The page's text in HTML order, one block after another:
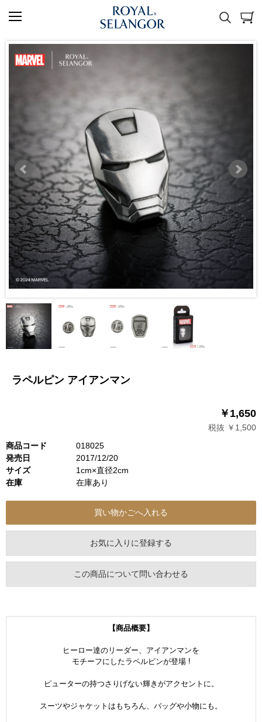
ラペルピン アイアンマン
￥1,650
税抜 ￥1,500
商品コード
018025
発売日
2017/12/20
サイズ
1cm×直径2cm
在庫
在庫あり
お気に入りに登録する
この商品について問い合わせる
【商品概要】
ヒーロー達のリーダー、アイアンマンを
モチーフにしたラペルピンが登場 !
ピューターの持つさりげない輝きがアクセントに。
スーツやジャケットはもちろん、バッグや小物にも。